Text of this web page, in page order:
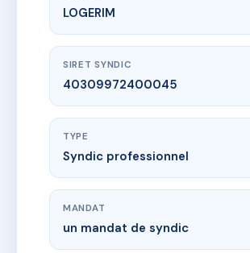
LOGERIM
SIRET SYNDIC
40309972400045
TYPE
Syndic professionnel
MANDAT
un mandat de syndic